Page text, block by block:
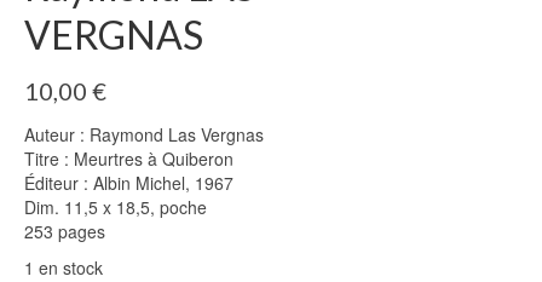
VERGNAS
10,00 €
Auteur : Raymond Las Vergnas
Titre : Meurtres à Quiberon
Éditeur : Albin Michel, 1967
Dim. 11,5 x 18,5, poche
253 pages
1 en stock